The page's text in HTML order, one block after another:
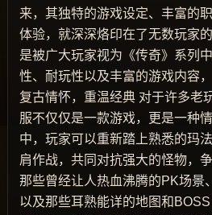
来，其独特的游戏设定、丰富的
体验，就深深烙印在了无数玩家
是被广大玩家视为《传奇》系列
性、耐玩性以及丰富的游戏内容
复古情怀，重温经典 对于许多老
服不仅仅是一款游戏，更是一种
中，玩家可以重新踏上熟悉的玛
肩作战，共同对抗强大的怪物，
那些曾经让人热血沸腾的PK场景
以及那些耳熟能详的地图和